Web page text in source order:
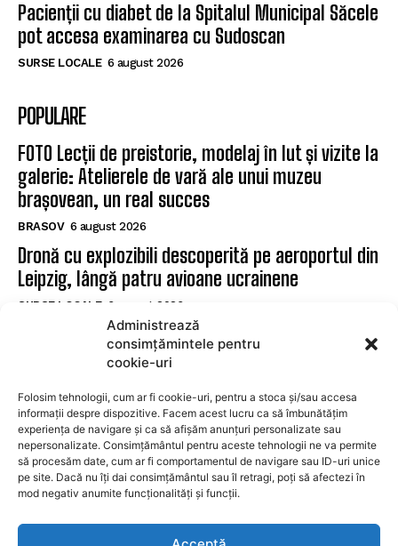
Administrează
consimțămintele pentru
cookie-uri
Folosim tehnologii, cum ar fi cookie-uri, pentru a stoca și/sau accesa
informații despre dispozitive. Facem acest lucru ca să îmbunătățim
experiența de navigare și ca să afișăm anunțuri personalizate sau
nepersonalizate. Consimțământul pentru aceste tehnologii ne va permite
să procesăm date, cum ar fi comportamentul de navigare sau ID-uri unice
pe site. Dacă nu îți dai consimțământul sau îl retragi, poți să afectezi în
mod negativ anumite funcționalități și funcții.
Pacienții cu diabet de la Spitalul Municipal Săcele
pot accesa examinarea cu Sudoscan
SURSE LOCALE 6 august 2026
POPULARE
FOTO Lecții de preistorie, modelaj în lut și vizite la
galerie: Atelierele de vară ale unui muzeu
brașovean, un real succes
BRASOV 6 august 2026
Dronă cu explozibili descoperită pe aeroportul din
Leipzig, lângă patru avioane ucrainene
SURSE LOCALE 6 august 2026
Pacienții cu diabet de la Spitalul Municipal Săcele
pot accesa examinarea cu Sudoscan
SUBSCRIBE
I WANT IN